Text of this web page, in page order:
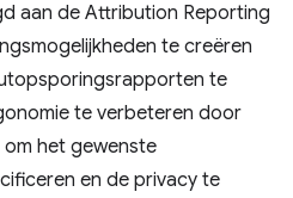
aan de Attribution Reporting
te creëren
te
te verbeteren door
het gewenste
en de privacy te